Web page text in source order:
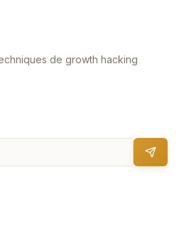
de growth hacking